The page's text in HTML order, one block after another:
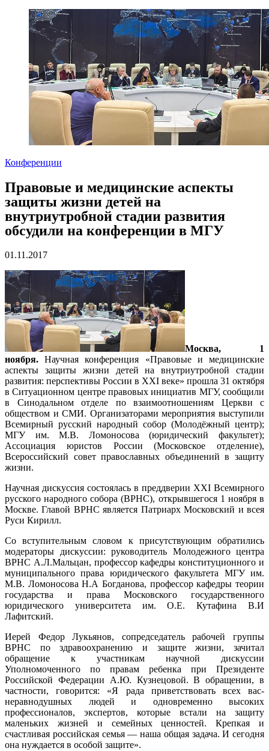
Конференции
Правовые и медицинские аспекты
защиты жизни детей на
внутриутробной стадии развития
обсудили на конференции в МГУ
01.11.2017
Москва, 1
ноября. Научная конференция «Правовые и медицинские
аспекты защиты жизни детей на внутриутробной стадии
развития: перспективы России в XXI веке» прошла 31 октября
в Ситуационном центре правовых инициатив МГУ, сообщили
в Синодальном отделе по взаимоотношениям Церкви с
обществом и СМИ. Организаторами мероприятия выступили
Всемирный русский народный собор (Молодёжный центр);
МГУ им. М.В. Ломоносова (юридический факультет);
Ассоциация юристов России (Московское отделение),
Всероссийский совет православных объединений в защиту
жизни.
Научная дискуссия состоялась в преддверии ХХI Всемирного
русского народного собора (ВРНС), открывшегося 1 ноября в
Москве. Главой ВРНС является Патриарх Московский и всея
Руси Кирилл.
Со вступительным словом к присутствующим обратились
модераторы дискуссии: руководитель Молодежного центра
ВРНС А.Л.Мальцан, профессор кафедры конституционного и
муниципального права юридического факультета МГУ им.
М.В. Ломоносова Н.А Богданова, профессор кафедры теории
государства и права Московского государственного
юридического университета им. О.Е. Кутафина В.И
Лафитский.
Иерей Федор Лукьянов, сопредседатель рабочей группы
ВРНС по здравоохранению и защите жизни, зачитал
обращение к участникам научной дискуссии
Уполномоченного по правам ребенка при Президенте
Российской Федерации А.Ю. Кузнецовой. В обращении, в
частности, говорится: «Я рада приветствовать всех вас-
неравнодушных людей и одновременно высоких
профессионалов, экспертов, которые встали на защиту
маленьких жизней и семейных ценностей. Крепкая и
счастливая российская семья — наша общая задача. И сегодня
она нуждается в особой защите».